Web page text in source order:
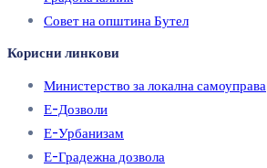
Совет на општина Бутел
Корисни линкови
Министерство за локална самоуправа
Е-Дозволи
Е-Урбанизам
Е-Градежна дозвола